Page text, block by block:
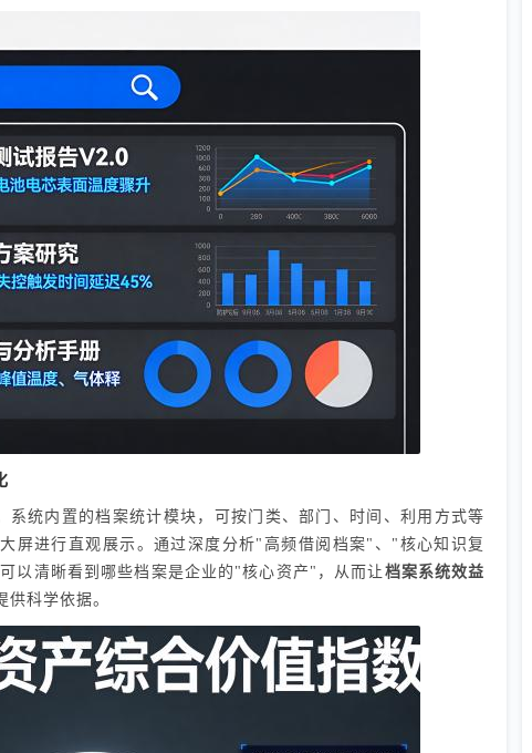
系统内置的档案统计模块，可按门类、部门、时间、利用方式等
屏进行直观展示。通过深度分析"高频借阅档案"、"核心知识复
以清晰看到哪些档案是企业的"核心资产"，从而让 档案系统效益
科学依据。